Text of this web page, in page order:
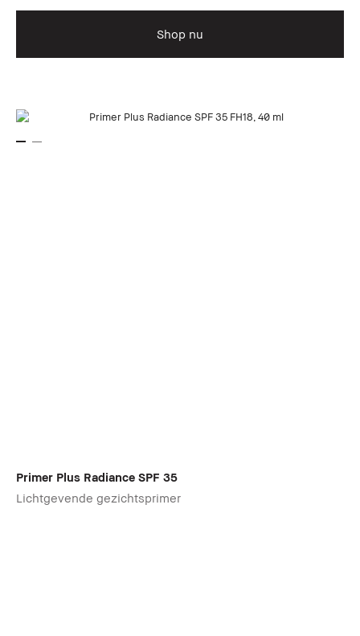
Shop nu
Primer Plus Radiance SPF 35
Lichtgevende gezichtsprimer